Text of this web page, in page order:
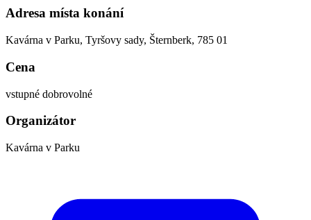
Adresa místa konání
Kavárna v Parku, Tyršovy sady, Šternberk, 785 01
Cena
vstupné dobrovolné
Organizátor
Kavárna v Parku